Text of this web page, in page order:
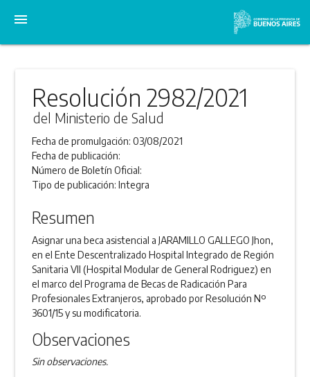
menu
Resolución 2982/2021
del Ministerio de Salud
Fecha de promulgación:03/08/2021
Fecha de publicación:
Número de Boletín Oficial:
Tipo de publicación:Integra
Resumen
Asignar una beca asistencial a JARAMILLO GALLEGO Jhon,
en el Ente Descentralizado Hospital Integrado de Región
Sanitaria VII (Hospital Modular de General Rodriguez) en
el marco del Programa de Becas de Radicación Para
Profesionales Extranjeros, aprobado por Resolución Nº
3601/15 y su modificatoria.
Observaciones
Sin observaciones.